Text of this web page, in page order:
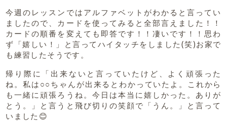
今週のレッスンではアルファベットがわかると言ってい
ましたので、カードを使ってみると全部言えました！！
カードの順番を変えても即答です！！凄いです！！思わ
ず「嬉しい！」と言ってハイタッチをしました(笑)お家で
も練習したそうです。
帰り際に「出来ないと言っていたけど、よく頑張った
ね。私は○○ちゃんが出来るとわかっていたよ。これから
も一緒に頑張ろうね。今日は本当に嬉しかった。ありが
とう。」と言うと飛び切りの笑顔で「うん。」と言って
いました😊